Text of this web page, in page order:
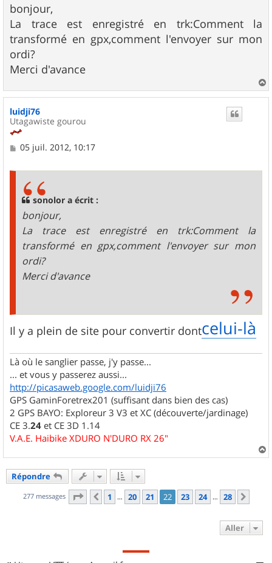
s
s
a
g
e
bonjour,
La trace est enregistré en trk:Comment la
transformé en gpx,comment l'envoyer sur mon
ordi?
Merci d'avance
a
luidji76
Utagawiste gourou
M
05 juil. 2012, 10:17
sonolor a écrit :
bonjour,
La trace est enregistré en trk:Comment la
transformé en gpx,comment l'envoyer sur mon
ordi?
Merci d'avance
Il y a plein de site pour convertir dontcelui-là
Là où le sanglier passe, j'y passe...
... et vous y passerez aussi...
http://picasaweb.google.com/luidji76
GPS GaminForetrex201 (suffisant dans bien des cas)
2 GPS BAYO: Exploreur 3 V3 et XC (découverte/jardinage)
CE 3.24 et CE 3D 1.14
V.A.E. Haibike XDURO N'DURO RX 26"
a
Répondre
277 messages Page 22 sur28
Précédent
1 … 20 21 22 23 24 … 28
Aller